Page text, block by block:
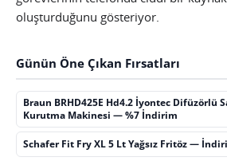
oluşturduğunu gösteriyor.
Günün Öne Çıkan Fırsatları
Braun BRHD425E Hd4.2 İyontec Difüzörlü
Kurutma Makinesi — %7 İndirim
Schafer Fit Fry XL 5 Lt Yağsız Fritöz —